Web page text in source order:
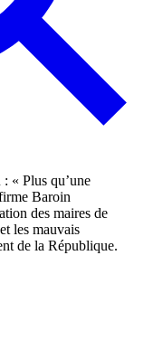
des maires de
les mauvais
de la République.